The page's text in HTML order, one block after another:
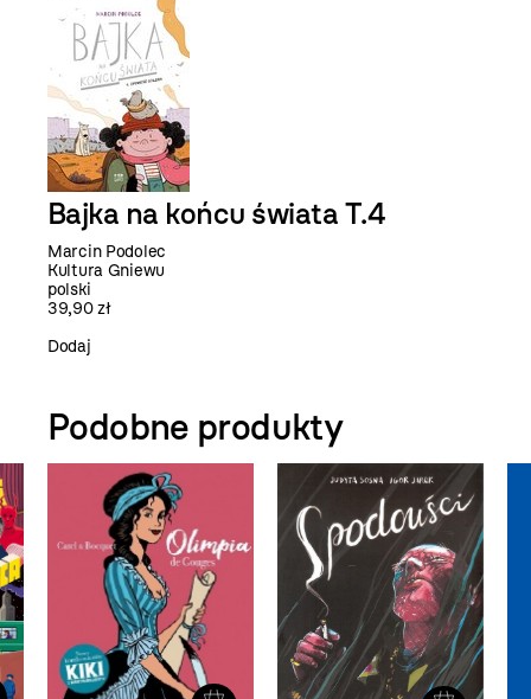
Bajka na końcu świata T.4
Marcin Podolec
Kultura Gniewu
polski
39,90 zł
Dodaj
Podobne produkty